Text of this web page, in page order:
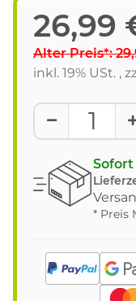
26,99
Alter Preis*:
inkl. 19% USt. ,
* Preis